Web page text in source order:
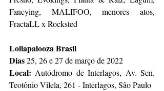
Fancying, MALIFOO, menores atos,
FractaLL x Rocksted
Lollapalooza Brasil
Dias 25, 26 e 27 de março de 2022
Local: Autódromo de Interlagos, Av. Sen.
Teotônio Vilela, 261 - Interlagos, São Paulo